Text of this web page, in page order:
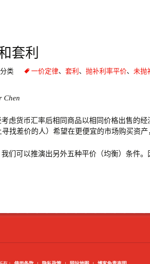
套利
类 一价定律、 套利 、 抛补利率平价、 未抛
Chen
虑货币汇率后相同商品以相同价格出售的
找差价的人）希望在更便宜的市场购买资产
我们可以推演出另外五种平价（均衡）条件